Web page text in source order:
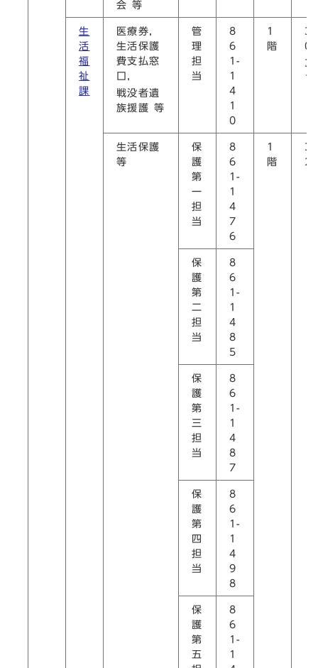
会 等
生
活
福
祉
課
医療券，
生活保護
費支払窓
口，
戦没者遺
族援護 等
管
理
担
当
8
6
1-
1
4
1
0
1
階
3
0
3
1
生活保護
等
保
護
第
一
担
当
8
6
1-
1
4
7
6
1
階
3
2
保
護
第
二
担
当
8
6
1-
1
4
8
5
保
護
第
三
担
当
8
6
1-
1
4
8
7
保
護
第
四
担
当
8
6
1-
1
4
9
8
保
護
第
五
8
6
1-
1